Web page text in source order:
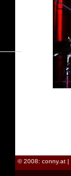
© 2008: conny.at |